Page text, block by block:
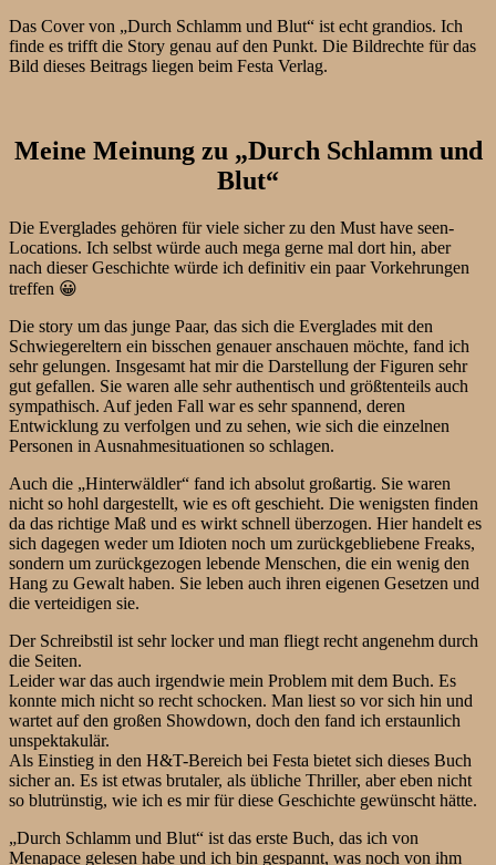
Das Cover von „Durch Schlamm und Blut“ ist echt grandios. Ich
finde es trifft die Story genau auf den Punkt. Die Bildrechte für das
Bild dieses Beitrags liegen beim Festa Verlag.
Meine Meinung zu „Durch Schlamm und
Blut“
Die Everglades gehören für viele sicher zu den Must have seen-
Locations. Ich selbst würde auch mega gerne mal dort hin, aber
nach dieser Geschichte würde ich definitiv ein paar Vorkehrungen
treffen 😀
Die story um das junge Paar, das sich die Everglades mit den
Schwiegereltern ein bisschen genauer anschauen möchte, fand ich
sehr gelungen. Insgesamt hat mir die Darstellung der Figuren sehr
gut gefallen. Sie waren alle sehr authentisch und größtenteils auch
sympathisch. Auf jeden Fall war es sehr spannend, deren
Entwicklung zu verfolgen und zu sehen, wie sich die einzelnen
Personen in Ausnahmesituationen so schlagen.
Auch die „Hinterwäldler“ fand ich absolut großartig. Sie waren
nicht so hohl dargestellt, wie es oft geschieht. Die wenigsten finden
da das richtige Maß und es wirkt schnell überzogen. Hier handelt es
sich dagegen weder um Idioten noch um zurückgebliebene Freaks,
sondern um zurückgezogen lebende Menschen, die ein wenig den
Hang zu Gewalt haben. Sie leben auch ihren eigenen Gesetzen und
die verteidigen sie.
Der Schreibstil ist sehr locker und man fliegt recht angenehm durch
die Seiten.
Leider war das auch irgendwie mein Problem mit dem Buch. Es
konnte mich nicht so recht schocken. Man liest so vor sich hin und
wartet auf den großen Showdown, doch den fand ich erstaunlich
unspektakulär.
Als Einstieg in den H&T-Bereich bei Festa bietet sich dieses Buch
sicher an. Es ist etwas brutaler, als übliche Thriller, aber eben nicht
so blutrünstig, wie ich es mir für diese Geschichte gewünscht hätte.
„Durch Schlamm und Blut“ ist das erste Buch, das ich von
Menapace gelesen habe und ich bin gespannt, was noch von ihm